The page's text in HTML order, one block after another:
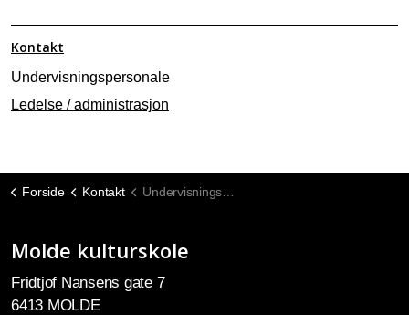
Kontakt
Undervisningspersonale
Ledelse / administrasjon
Forside Kontakt Undervisningspersonale
Molde kulturskole
Fridtjof Nansens gate 7
6413 MOLDE